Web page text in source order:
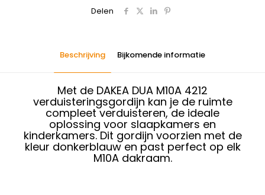
Delen
Beschrijving Bijkomende informatie
Met de DAKEA DUA M10A 4212
verduisteringsgordijn kan je de ruimte
compleet verduisteren, de ideale
oplossing voor slaapkamers en
kinderkamers. Dit gordijn voorzien met de
kleur donkerblauw en past perfect op elk
M10A dakraam.